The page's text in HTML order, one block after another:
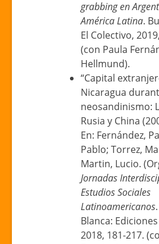
grabbing en
América Latina.
El Colectivo,
(con Paula
Hellmund).
“Capital
Nicaragua
neosandinismo:
Rusia y China
En: Fernández,
Pablo; Torrez,
Martin, Lucio.
Jornadas
Estudios Sociales
Latinoamericanos
Blanca: Ediciones
2018, 181-217.